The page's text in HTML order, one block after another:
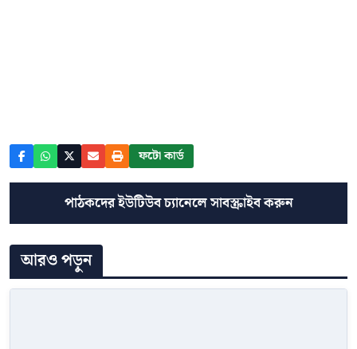
ফটো কার্ড
পাঠকদের ইউটিউব চ্যানেলে সাবস্ক্রাইব করুন
আরও পড়ুন